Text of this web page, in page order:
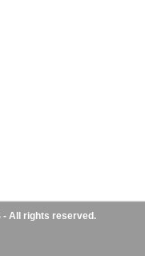
- All rights reserved.